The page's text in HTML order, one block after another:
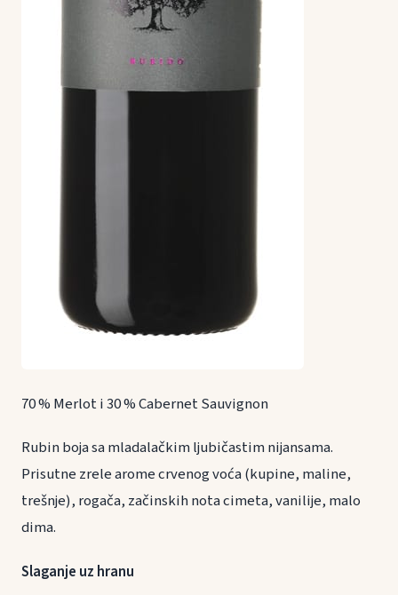
70 % Merlot i 30 % Cabernet Sauvignon
Rubin boja sa mladalačkim ljubičastim nijansama.
Prisutne zrele arome crvenog voća (kupine, maline,
trešnje), rogača, začinskih nota cimeta, vanilije, malo
dima.
Slaganje uz hranu